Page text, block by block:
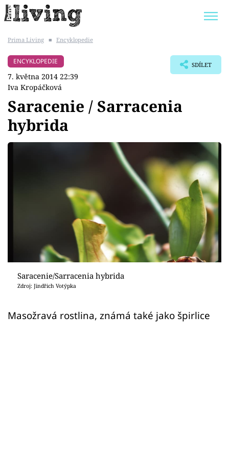
BYDLENÍ SLAVNÝCH
Témata
Sledujte prima+
Přihlášení
Prima Living ■ Encyklopedie
ENCYKLOPEDIE
7. května 2014 22:39
Iva Kropáčková
SDÍLET
Saracenie / Sarracenia
hybrida
Saracenie/Sarracenia hybrida
Zdroj: Jindřich Votýpka
Masožravá rostlina, známá také jako špirlice